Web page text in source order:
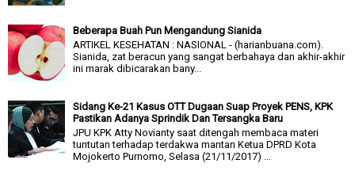
Beberapa Buah Pun Mengandung Sianida
ARTIKEL KESEHATAN : NASIONAL - (harianbuana.com).
Sianida, zat beracun yang sangat berbahaya dan akhir-akhir
ini marak dibicarakan bany...
Sidang Ke-21 Kasus OTT Dugaan Suap Proyek PENS, KPK
Pastikan Adanya Sprindik Dan Tersangka Baru
JPU KPK Atty Novianty saat ditengah membaca materi
tuntutan terhadap terdakwa mantan Ketua DPRD Kota
Mojokerto Purnomo, Selasa (21/11/2017) ...